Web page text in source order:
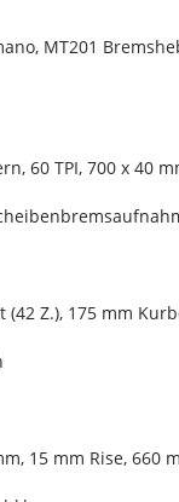
MT201
60 TPI, 700 x 40
Z.), 175 mm
15 mm Rise, 660